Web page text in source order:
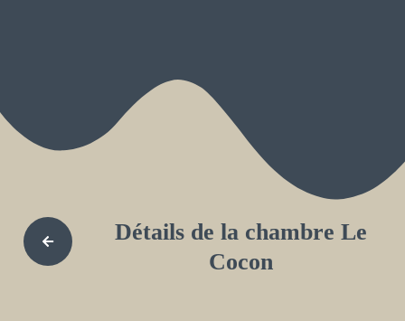
Détails de la chambre Le
Cocon